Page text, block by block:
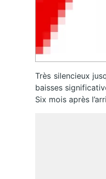
Très silencieux
baisses
Six mois après